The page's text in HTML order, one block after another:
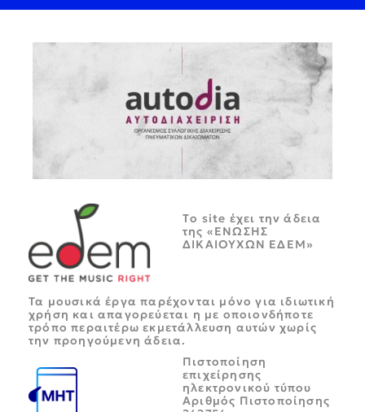
Tο site έχει την άδεια
της «ΕΝΩΣΗΣ
ΔΙΚΑΙΟΥΧΩΝ ΕΔΕΜ»
Τα μουσικά έργα παρέχονται μόνο για ιδιωτική
χρήση και απαγορεύεται η με οποιονδήποτε
τρόπο περαιτέρω εκμετάλλευση αυτών χωρίς
την προηγούμενη άδεια.
Πιστοποίηση
επιχείρησης
ηλεκτρονικού τύπου
Αριθμός Πιστοποίησης